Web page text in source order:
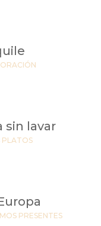
sin lavar
PLATOS
PRESENTES